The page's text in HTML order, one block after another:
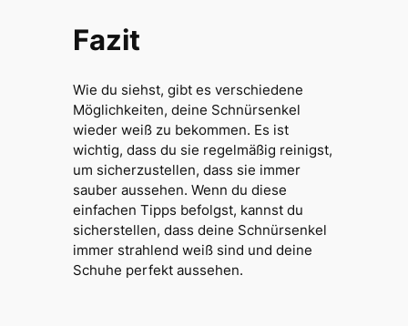
Fazit
Wie du siehst, gibt es verschiedene
Möglichkeiten, deine Schnürsenkel
wieder weiß zu bekommen. Es ist
wichtig, dass du sie regelmäßig reinigst,
um sicherzustellen, dass sie immer
sauber aussehen. Wenn du diese
einfachen Tipps befolgst, kannst du
sicherstellen, dass deine Schnürsenkel
immer strahlend weiß sind und deine
Schuhe perfekt aussehen.